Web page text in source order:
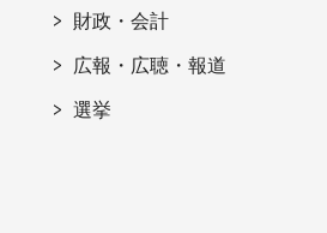
財政・会計
広報・広聴・報道
選挙